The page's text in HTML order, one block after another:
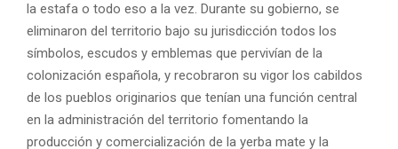
la estafa o todo eso a la vez. Durante su gobierno, se
eliminaron del territorio bajo su jurisdicción todos los
símbolos, escudos y emblemas que pervivían de la
colonización española, y recobraron su vigor los cabildos
de los pueblos originarios que tenían una función central
en la administración del territorio fomentando la
producción y comercialización de la yerba mate y la